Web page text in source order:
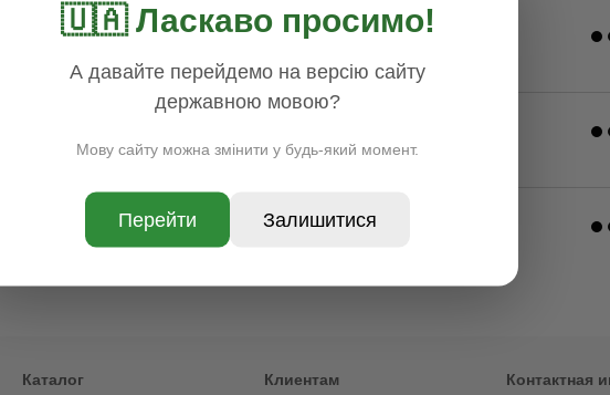
Каталог Клиентам Контактная
🇺🇦 Ласкаво просимо!
А давайте перейдемо на версію сайту
державною мовою?
Мову сайту можна змінити у будь-який момент.
Перейти Залишитися